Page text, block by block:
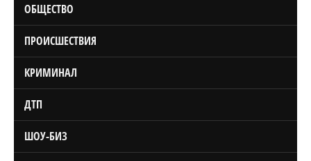
ОБЩЕСТВО
ПРОИСШЕСТВИЯ
КРИМИНАЛ
ДТП
ШОУ-БИЗ